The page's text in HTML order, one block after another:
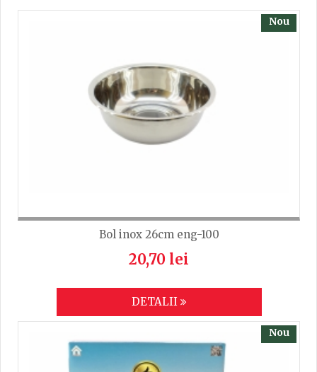
a putea să scrieți părerea trebuie să fiți înregistrat.
Nou
Bol inox 26cm eng-100
20,70 lei
DETALII
Nou